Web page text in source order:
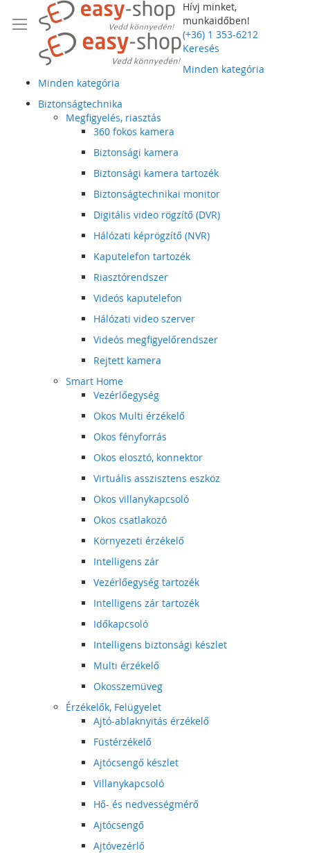
Hívj minket,
munkaidőben!
(+36) 1 353-6212
Keresés
Minden kategória
Minden kategória
Biztonságtechnika
Megfigyelés, riasztás
360 fokos kamera
Biztonsági kamera
Biztonsági kamera tartozék
Biztonságtechnikai monitor
Digitális video rögzítő (DVR)
Hálózati képrögzítő (NVR)
Kaputelefon tartozék
Riasztórendszer
Videós kaputelefon
Hálózati video szerver
Videós megfigyelőrendszer
Rejtett kamera
Smart Home
Vezérlőegység
Okos Multi érzékelő
Okos fényforrás
Okos elosztó, konnektor
Virtuális asszisztens eszköz
Okos villanykapcsoló
Okos csatlakozó
Környezeti érzékelő
Intelligens zár
Vezérlőegység tartozék
Intelligens zár tartozék
Időkapcsoló
Intelligens biztonsági készlet
Multi érzékelő
Okosszemüveg
Érzékelők, Felügyelet
Ajtó-ablaknyitás érzékelő
Füstérzékelő
Ajtócsengő készlet
Villanykapcsoló
Hő- és nedvességmérő
Ajtócsengő
Ajtóvezérlő